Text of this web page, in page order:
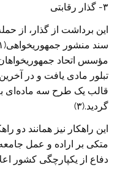
٣- گذار رقابتی
این برداشت از گذار، از
تبلور مادی یافت و در
قالب یک طرح سه ماده‌ای
گردید.(۳)
این راهکار نیز همانند دو
متکی بر اراده و عمل
دفاع از یکپارچگی کشور